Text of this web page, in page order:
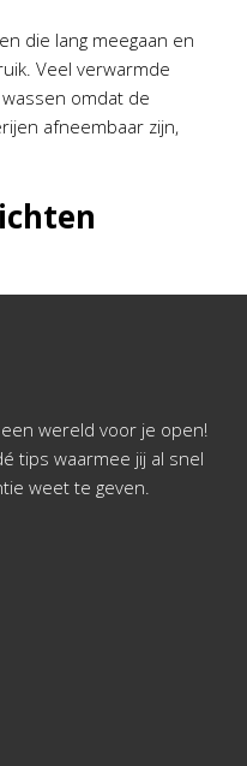
die lang meegaan en
Veel verwarmde
omdat de
afneembaar zijn,
wereld voor je open!
tips waarmee jij al snel
weet te geven.